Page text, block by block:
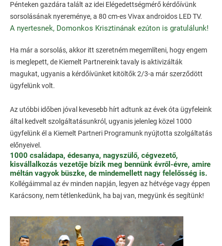
Pénteken gazdára talált az idei Elégedettségmérő kérdőívünk
sorsolásának nyereménye, a 80 cm-es Vivax androidos LED TV.
A nyertesnek, Domonkos Krisztinának ezúton is gratulálunk!
Ha már a sorsolás, akkor itt szeretném megemlíteni, hogy engem
is meglepett, de Kiemelt Partnereink tavaly is aktivizálták
magukat, ugyanis a kérdőívünket kitöltők 2/3-a már szerződött
ügyfelünk volt.
Az utóbbi időben jóval kevesebb hírt adtunk az évek óta ügyfeleink
által kedvelt szolgáltatásunkról, ugyanis jelenleg közel 1000
ügyfelünk él a Kiemelt Partneri Programunk nyújtotta szolgáltatás
előnyeivel.
1000 családapa, édesanya, nagyszülő, cégvezető,
kisvállalkozás vezetője bízik meg bennünk évről-évre, amire
méltán vagyok büszke, de mindemellett nagy felelősség is.
Kollégáimmal az év minden napján, legyen az hétvége vagy éppen
Karácsony, nem tétlenkedünk, ha baj van, megyünk és segítünk!